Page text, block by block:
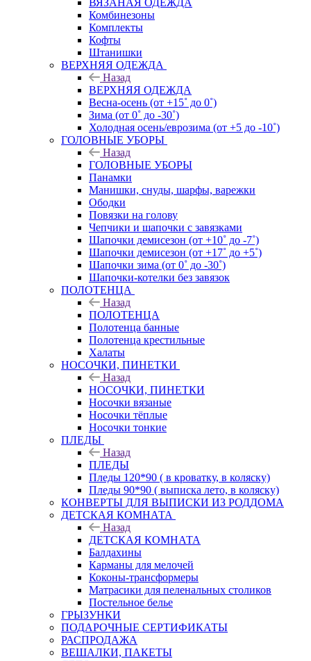
ВЯЗАНАЯ ОДЕЖДА
Комбинезоны
Комплекты
Кофты
Штанишки
ВЕРХНЯЯ ОДЕЖДА
Назад
ВЕРХНЯЯ ОДЕЖДА
Весна-осень (от +15˚ до 0˚)
Зима (от 0˚ до -30˚)
Холодная осень/еврозима (от +5 до -10˚)
ГОЛОВНЫЕ УБОРЫ
Назад
ГОЛОВНЫЕ УБОРЫ
Панамки
Манишки, снуды, шарфы, варежки
Ободки
Повязки на голову
Чепчики и шапочки с завязками
Шапочки демисезон (от +10˚ до -7˚)
Шапочки демисезон (от +17˚ до +5˚)
Шапочки зима (от 0˚ до -30˚)
Шапочки-котелки без завязок
ПОЛОТЕНЦА
Назад
ПОЛОТЕНЦА
Полотенца банные
Полотенца крестильные
Халаты
НОСОЧКИ, ПИНЕТКИ
Назад
НОСОЧКИ, ПИНЕТКИ
Носочки вязаные
Носочки тёплые
Носочки тонкие
ПЛЕДЫ
Назад
ПЛЕДЫ
Пледы 120*90 ( в кроватку, в коляску)
Пледы 90*90 ( выписка лето, в коляску)
КОНВЕРТЫ ДЛЯ ВЫПИСКИ ИЗ РОДДОМА
ДЕТСКАЯ КОМНАТА
Назад
ДЕТСКАЯ КОМНАТА
Балдахины
Карманы для мелочей
Коконы-трансформеры
Матрасики для пеленальных столиков
Постельное белье
ГРЫЗУНКИ
ПОДАРОЧНЫЕ СЕРТИФИКАТЫ
РАСПРОДАЖА
ВЕШАЛКИ, ПАКЕТЫ